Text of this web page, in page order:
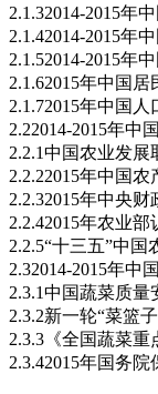
2.1.32014-2015年
2.1.42014-2015年
2.1.52014-2015年
2.1.62015年中国
2.1.72015年中国
2.22014-2015年中
2.2.1中国农业发展
2.2.22015年中国
2.2.32015年中央
2.2.42015年农业
2.2.5“十三五”中
2.32014-2015年中
2.3.1中国蔬菜质量
2.3.2新一轮“菜篮
2.3.3《全国蔬菜
2.3.42015年国务